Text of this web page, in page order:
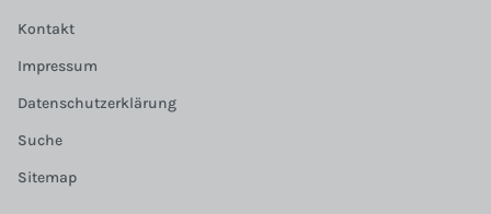
Kontakt
Impressum
Datenschutzerklärung
Suche
Sitemap